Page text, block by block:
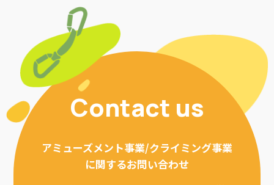
Contact us
アミューズメント事業/クライミング事業
に関するお問い合わせ